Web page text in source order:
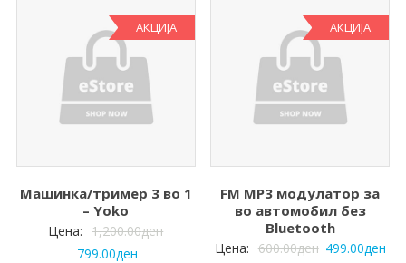
АКЦИЈА
Машинка/тример 3 во 1
– Yoko
Цена: 1,200.00ден
799.00ден
АКЦИЈА
FM MP3 модулатор за
во автомобил без
Bluetooth
Цена: 600.00ден 499.00ден